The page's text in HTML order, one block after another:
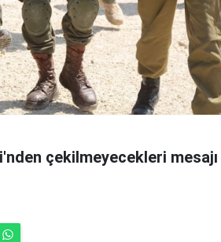
çekilmeyecekleri mesajı